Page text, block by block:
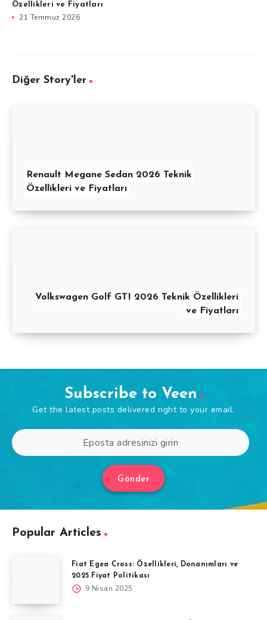
Özellikleri ve Fiyatları
21 Temmuz 2026
Diğer Story'ler
Renault Megane Sedan 2026 Teknik
Özellikleri ve Fiyatları
Volkswagen Golf GTI 2026 Teknik Özellikleri
ve Fiyatları
Subscribe to Veen
Get the latest posts delivered right to your email.
Gönder
Popular Articles
Fiat Egea Cross: Özellikleri, Donanımları ve
2025 Fiyat Politikası
9 Nisan 2025